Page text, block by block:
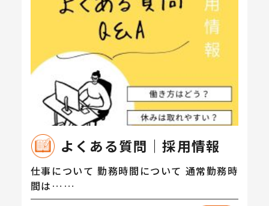
よくある質問｜採用情報
仕事について 勤務時間について 通常勤務時
間は……